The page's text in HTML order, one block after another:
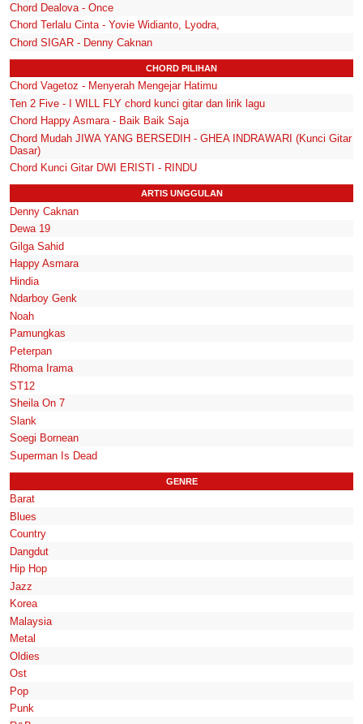
Chord Dealova - Once
Chord Terlalu Cinta - Yovie Widianto, Lyodra,
Chord SIGAR - Denny Caknan
CHORD PILIHAN
Chord Vagetoz - Menyerah Mengejar Hatimu
Ten 2 Five - I WILL FLY chord kunci gitar dan lirik lagu
Chord Happy Asmara - Baik Baik Saja
Chord Mudah JIWA YANG BERSEDIH - GHEA INDRAWARI (Kunci Gitar
Dasar)
Chord Kunci Gitar DWI ERISTI - RINDU
ARTIS UNGGULAN
Denny Caknan
Dewa 19
Gilga Sahid
Happy Asmara
Hindia
Ndarboy Genk
Noah
Pamungkas
Peterpan
Rhoma Irama
ST12
Sheila On 7
Slank
Soegi Bornean
Superman Is Dead
GENRE
Barat
Blues
Country
Dangdut
Hip Hop
Jazz
Korea
Malaysia
Metal
Oldies
Ost
Pop
Punk